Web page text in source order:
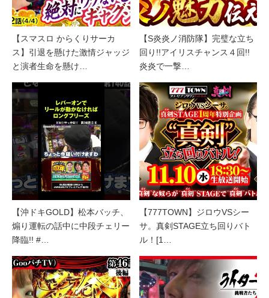
【スマスロ からくりサーカ
ス】引退を懸けた激情ジャッジ
と演者生命を懸け…
【S炎炎ノ消防隊】完璧な立ち
回り!!アイリスチャンス４回!!
炎炎で一撃…
【沖ドキGOLD】松本バッチ、
煽り運転の話中に中段チェリー
降臨!! #…
【777TOWN】ジロウVSシー
サ。真剣STAGE立ち回りバト
ル！[1…